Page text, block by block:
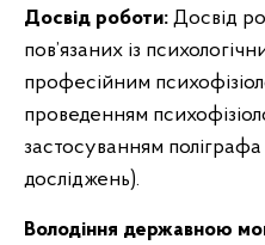
Досвід роботи: Досвід
пов’язаних із
професійним
проведенням
застосуванням
досліджень).
Володіння державною